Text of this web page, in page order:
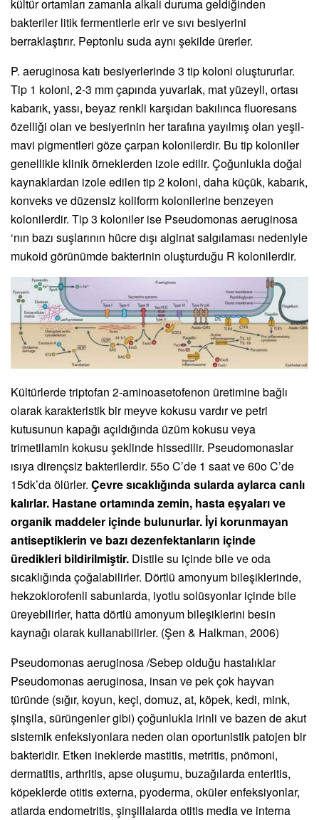
kültür ortamları zamanla alkali duruma geldiğinden
bakteriler litik fermentlerle erir ve sıvı besiyerini
berraklaştırır. Peptonlu suda aynı şekilde ürerler.
P. aeruginosa katı besiyerlerinde 3 tip koloni oluştururlar.
Tip 1 koloni, 2-3 mm çapında yuvarlak, mat yüzeyli, ortası
kabarık, yassı, beyaz renkli karşıdan bakılınca fluoresans
özelliği olan ve besiyerinin her tarafına yayılmış olan yeşil-
mavi pigmentleri göze çarpan kolonilerdir. Bu tip koloniler
genellikle klinik örneklerden izole edilir. Çoğunlukla doğal
kaynaklardan izole edilen tip 2 koloni, daha küçük, kabarık,
konveks ve düzensiz koliform kolonilerine benzeyen
kolonilerdir. Tip 3 koloniler ise Pseudomonas aeruginosa
‘nın bazı suşlarının hücre dışı alginat salgılaması nedeniyle
mukoid görünümde bakterinin oluşturduğu R kolonilerdir.
Kültürlerde triptofan 2-aminoasetofenon üretimine bağlı
olarak karakteristik bir meyve kokusu vardır ve petri
kutusunun kapağı açıldığında üzüm kokusu veya
trimetilamin kokusu şeklinde hissedilir. Pseudomonaslar
ısıya dirençsiz bakterilerdir. 55o C’de 1 saat ve 60o C’de
15dk’da ölürler. Çevre sıcaklığında sularda aylarca canlı
kalırlar. Hastane ortamında zemin, hasta eşyaları ve
organik maddeler içinde bulunurlar. İyi korunmayan
antiseptiklerin ve bazı dezenfektanların içinde
üredikleri bildirilmiştir. Distile su içinde bile ve oda
sıcaklığında çoğalabilirler. Dörtlü amonyum bileşiklerinde,
hekzoklorofenli sabunlarda, iyotlu solüsyonlar içinde bile
üreyebilirler, hatta dörtlü amonyum bileşiklerini besin
kaynağı olarak kullanabilirler. (Şen & Halkman, 2006)
Pseudomonas aeruginosa /Sebep olduğu hastalıklar
Pseudomonas aeruginosa, insan ve pek çok hayvan
türünde (sığır, koyun, keçi, domuz, at, köpek, kedi, mink,
şinşila, sürüngenler gibi) çoğunlukla irinli ve bazen de akut
sistemik enfeksiyonlara neden olan oportunistik patojen bir
bakteridir. Etken ineklerde mastitis, metritis, pnömoni,
dermatitis, arthritis, apse oluşumu, buzağılarda enteritis,
köpeklerde otitis externa, pyoderma, oküler enfeksiyonlar,
atlarda endometritis, şinşillalarda otitis media ve interna